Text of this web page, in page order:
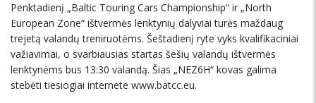
Penktadienį „Baltic Touring Cars Championship“ ir „North
European Zone“ ištvermės lenktynių dalyviai turės maždaug
trejetą valandų treniruotėms. Šeštadienį ryte vyks kvalifikaciniai
važiavimai, o svarbiausias startas šešių valandų ištvermės
lenktynėms bus 13:30 valandą. Šias „NEZ6H“ kovas galima
stebėti tiesiogiai internete www.batcc.eu.